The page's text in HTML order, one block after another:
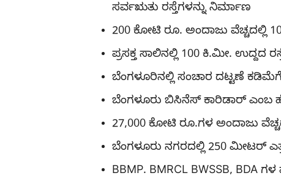
ಸರ್ವಋತು ರಸ್ತೆಗಳನ್ನು ನಿರ್ಮಾಣ
200 ಕೋಟಿ ರೂ. ಅಂದಾಜು ವೆಚ್ಚದಲ್ಲಿ
ಪ್ರಸಕ್ತ ಸಾಲಿನಲ್ಲಿ 100 ಕಿ.ಮೀ. ಉದ್ದದ
ಬೆಂಗಳೂರಿನಲ್ಲಿ ಸಂಚಾರ ದಟ್ಟಣೆ
ಬೆಂಗಳೂರು ಬಿಸಿನೆಸ್ ಕಾರಿಡಾರ್ ಎಂಬ
27,000 ಕೋಟಿ ರೂ.ಗಳ ಅಂದಾಜು
ಬೆಂಗಳೂರು ನಗರದಲ್ಲಿ 250 ಮೀಟರ್
BBMP. BMRCL BWSSB, BDA